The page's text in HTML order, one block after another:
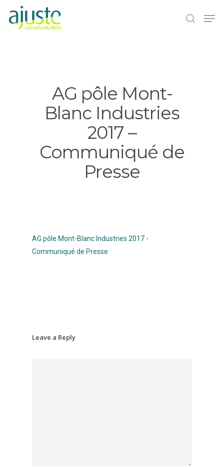
AG pôle Mont-
Blanc Industries
2017 –
Communiqué de
Presse
AG pôle Mont-Blanc Industries 2017 -
Communiqué de Presse
Leave a Reply